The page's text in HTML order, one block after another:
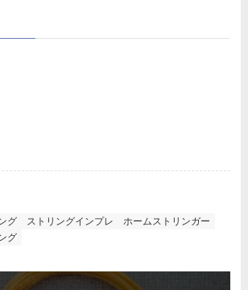
グ ストリングインプレ
ホームストリンガー
グ